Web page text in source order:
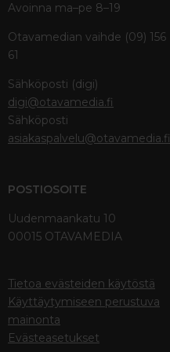
Avoinna ma–pe 8–19
Otavamedian vaihde (09) 156
61
Sähköposti (digi)
digi@otavamedia.fi
Sähköposti
asiakaspalvelu@otavamedia.fi
POSTIOSOITE
Uudenmaankatu 10
00015 OTAVAMEDIA
Tietoa evästeiden käytöstä
Käyttäytymiseen perustuva
mainonta
Evästeasetukset